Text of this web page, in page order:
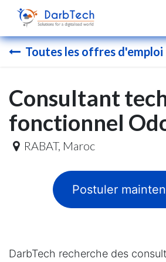
Se rendre au contenu
Toutes les offres d'emploi
Consultant
fonctionnel
RABAT, Maroc
Postuler
DarbTech recherche des